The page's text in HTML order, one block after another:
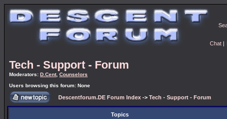
Chat |
Tech - Support - Forum
Moderators: D.Cent, Counselors
Users browsing this forum: None
Descentforum.DE Forum Index -> Tech - Support - Forum
Topics